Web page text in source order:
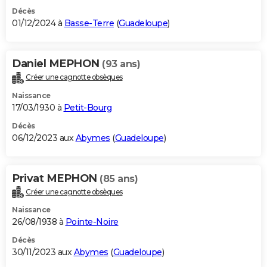
Décès
01/12/2024 à Basse-Terre (Guadeloupe)
Daniel MEPHON (93 ans)
Créer une cagnotte obsèques
Naissance
17/03/1930 à Petit-Bourg
Décès
06/12/2023 aux Abymes (Guadeloupe)
Privat MEPHON (85 ans)
Créer une cagnotte obsèques
Naissance
26/08/1938 à Pointe-Noire
Décès
30/11/2023 auxAbymes (Guadeloupe)